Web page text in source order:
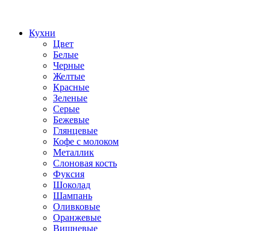
Кухни
Цвет
Белые
Черные
Желтые
Красные
Зеленые
Серые
Бежевые
Глянцевые
Кофе с молоком
Металлик
Слоновая кость
Фуксия
Шоколад
Шампань
Оливковые
Оранжевые
Вишневые